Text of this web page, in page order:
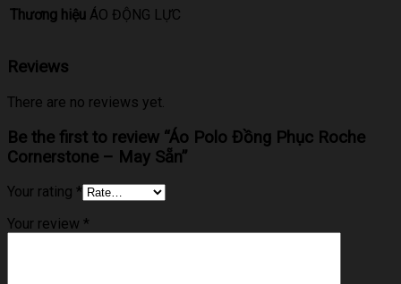
Thương hiệu ÁO ĐỘNG LỰC
Reviews
There are no reviews yet.
Be the first to review “Áo Polo Đồng Phục Roche
Cornerstone – May Sẵn”
Your rating *
Your review *